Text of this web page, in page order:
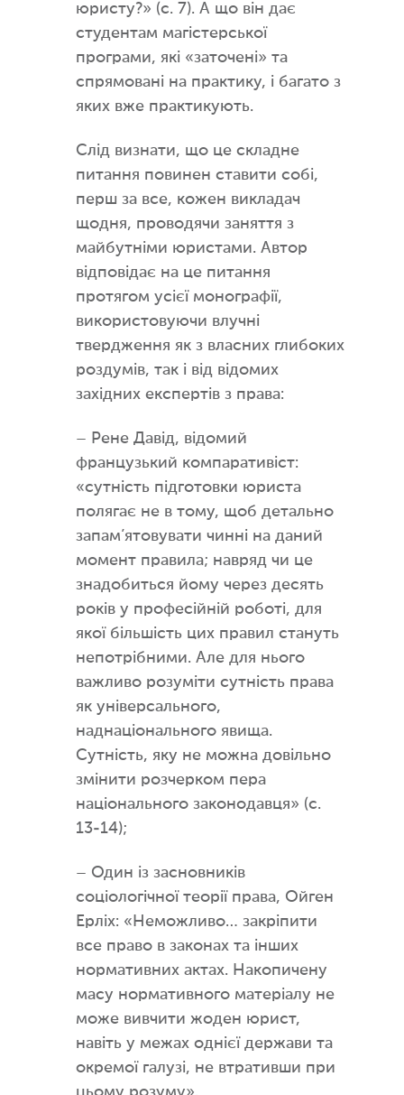
юристу?» (с. 7). А що він дає
студентам магістерської
програми, які «заточені» та
спрямовані на практику, і багато з
яких вже практикують.
Слід визнати, що це складне
питання повинен ставити собі,
перш за все, кожен викладач
щодня, проводячи заняття з
майбутніми юристами. Автор
відповідає на це питання
протягом усієї монографії,
використовуючи влучні
твердження як з власних глибоких
роздумів, так і від відомих
західних експертів з права:
– Рене Давід, відомий
французький компаративіст:
«сутність підготовки юриста
полягає не в тому, щоб детально
запам’ятовувати чинні на даний
момент правила; навряд чи це
знадобиться йому через десять
років у професійній роботі, для
якої більшість цих правил стануть
непотрібними. Але для нього
важливо розуміти сутність права
як універсального,
наднаціонального явища.
Сутність, яку не можна довільно
змінити розчерком пера
національного законодавця» (с.
13-14);
– Один із засновників
соціологічної теорії права, Ойген
Ерліх: «Неможливо… закріпити
все право в законах та інших
нормативних актах. Накопичену
масу нормативного матеріалу не
може вивчити жоден юрист,
навіть у межах однієї держави та
окремої галузі, не втративши при